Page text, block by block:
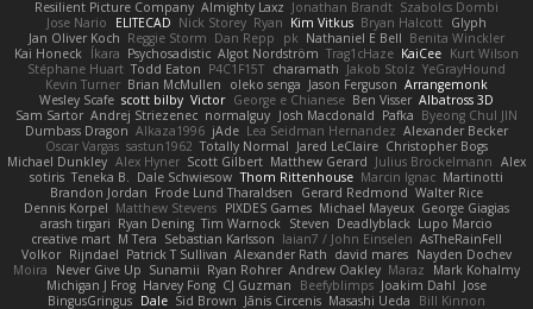
Resilient Picture Company Almighty Laxz Jonathan Brandt Szabolcs Dombi
Jose Nario
ELITECAD Nick Storey Ryan Kim Vitkus Bryan Halcott Glyph
Jan Oliver Koch Reggie Storm Dan Repp pk Nathaniel E Bell Benita Winckler
Kai Honeck Íkara Psychosadistic Algot Nordström Trag1cHaze KaiCee Kurt Wilson
Stéphane Huart Todd Eaton P4C1F15T charamath Jakob Stolz YeGrayHound
Kevin Turner Brian McMullen oleko senga Jason Ferguson Arrangemonk
Wesley Scafe scott bilby Victor George e Chianese Ben Visser Albatross 3D
Sam Sartor Andrej Striezenec normalguy Josh Macdonald Pafka Byeong Chul JIN
Dumbass Dragon Alkaza1996 jAde Lea Seidman Hernandez Alexander Becker
Oscar Vargas sastun1962 Totally Normal Jared LeClaire Christopher Bogs
Michael Dunkley Alex Hyner Scott Gilbert Matthew Gerard Julius Brockelmann Alex
sotiris Teneka B. Dale Schwiesow Thom Rittenhouse Marcin Ignac Martinotti
Brandon Jordan Frode Lund Tharaldsen Gerard Redmond Walter Rice
Dennis Korpel Matthew Stevens PIXDES Games Michael Mayeux George Giagias
arash tirgari Ryan Dening Tim Warnock Steven Deadlyblack Lupo Marcio
creative mart M Tera Sebastian Karlsson Iaian7 / John Einselen AsTheRainFell
Volkor Rijndael Patrick T Sullivan Alexander Rath david mares Nayden Dochev
Moira
Never Give Up Sunamii Ryan Rohrer Andrew Oakley Maraz
Mark Kohalmy
Michigan J Frog Harvey Fong CJ Guzman Beefyblimps Joakim Dahl Jose
BingusGringus Dale Sid Brown Jānis Circenis Masashi Ueda
Bill Kinnon